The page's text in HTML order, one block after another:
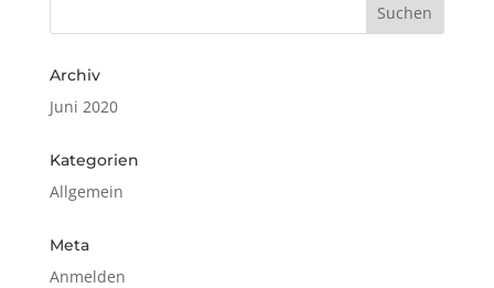
Archiv
Juni 2020
Kategorien
Allgemein
Meta
Anmelden